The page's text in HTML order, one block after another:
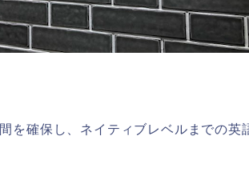
を確保し、ネイティブレベルまでの英